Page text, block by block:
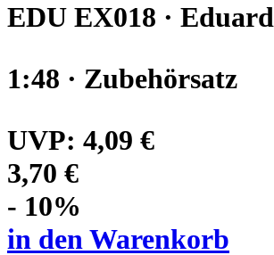
EDU EX018 · Eduard
1:48 · Zubehörsatz
UVP: 4,09 €
3,70 €
- 10%
in den Warenkorb